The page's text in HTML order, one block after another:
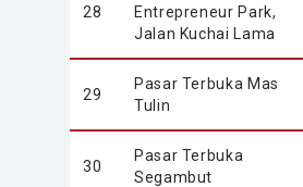
28
Entrepreneur Park,
Jalan Kuchai Lama
29
Pasar Terbuka Mas
Tulin
30
Pasar Terbuka
Segambut